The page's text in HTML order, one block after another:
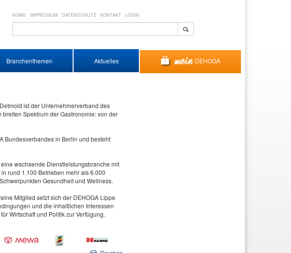
HOME IMPRESSUM DATENSCHUTZ KONTAKT LOGIN
Branchenthemen Aktuelles DEHOGA
ist der Unternehmerverband des
Spektrum der Gastronomie: von der
Bundesverbandes in Berlin und besteht
wachsende Dienstleistungsbranche mit
rund 1.100 Betrieben mehr als 6.000
Gesundheit und Wellness.
Mitglied setzt sich der DEHOGA Lippe
und die inhaltlichen Interessen
Wirtschaft und Politik zur Verfügung.